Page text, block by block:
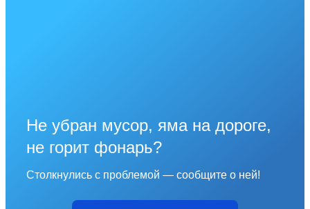
Не убран мусор, яма на дороге,
не горит фонарь?
Столкнулись с проблемой — сообщите о ней!